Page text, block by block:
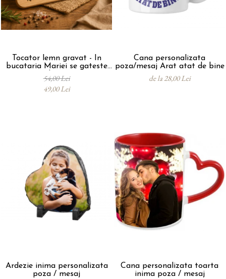
Puzzle personalizat
Rame foto personalizate
Sort personalizat
Tricouri personalizate
Pix personalizat
evenimente
Tavita de mot
Tocator lemn gravat - In
bucataria Mariei se gateste
cu dragoste
54,00 Lei
49,00 Lei
Cana personalizata
poza/mesaj Arat atat de bine
de la 28,00 Lei
Ardezie inima personalizata
poza / mesaj
Cana personalizata toarta
inima poza / mesaj